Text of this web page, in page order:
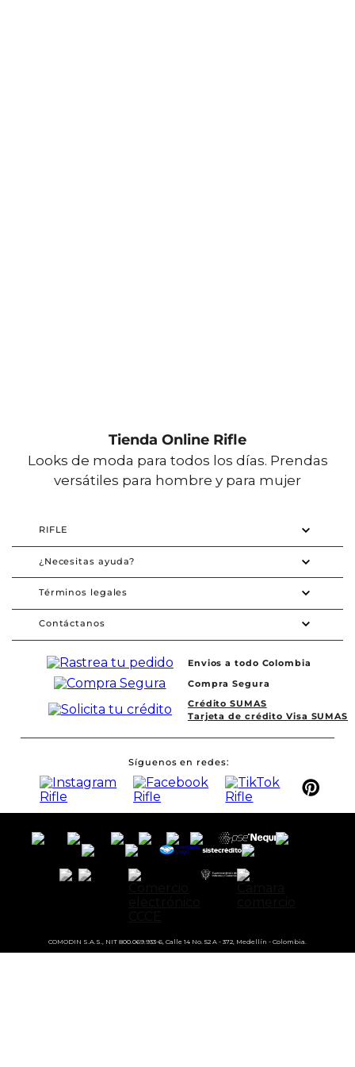
Tienda Online Rifle
Looks de moda para todos los días. Prendas
versátiles para hombre y para mujer
RIFLE
¿Necesitas ayuda?
Términos legales
Contáctanos
Envios a todo Colombia
Compra Segura
Crédito SUMAS
Tarjeta de crédito Visa SUMAS
Síguenos en redes
COMODIN S.A.S., NIT 800.069.933-6, Calle 14 No. 52 A - 372, Medellín - Colombia.